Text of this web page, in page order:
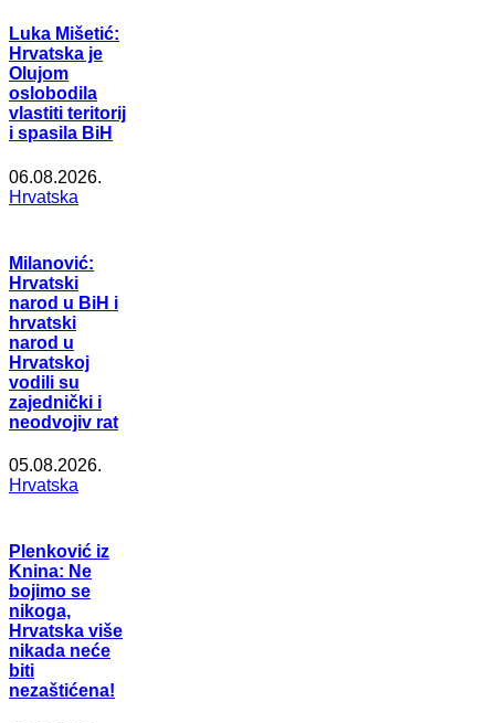
Luka Mišetić:
Hrvatska je
Olujom
oslobodila
vlastiti teritorij
i spasila BiH
06.08.2026.
Hrvatska
Milanović:
Hrvatski
narod u BiH i
hrvatski
narod u
Hrvatskoj
vodili su
zajednički i
neodvojiv rat
05.08.2026.
Hrvatska
Plenković iz
Knina: Ne
bojimo se
nikoga,
Hrvatska više
nikada neće
biti
nezaštićena!